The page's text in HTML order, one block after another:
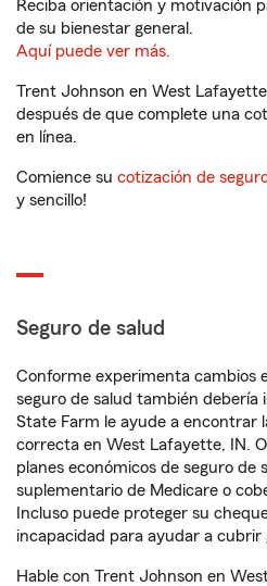
Reciba orientación y motivación
de su bienestar general.
Aquí puede ver más.
Trent Johnson en West
después de que complete una
en línea.
Comience su cotización de
y sencillo!
Seguro de salud
Conforme experimenta cambios
seguro de salud también debería
State Farm le ayude a encontrar
correcta en West Lafayette, IN.
planes económicos de seguro de
suplementario de Medicare o
Incluso puede proteger su
incapacidad para ayudar a cubrir
Hable con Trent Johnson en